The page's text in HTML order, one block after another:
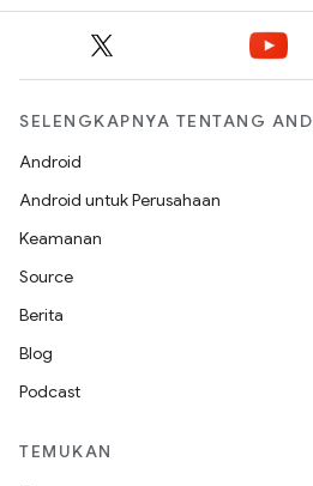
SELENGKAPNYA TENTANG
Android
Android untuk Perusahaan
Keamanan
Source
Berita
Blog
Podcast
TEMUKAN